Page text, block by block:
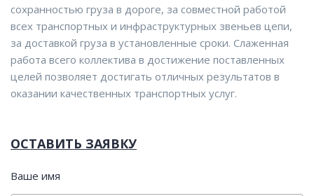
сохранностью груза в дороге, за совместной работой
всех транспортных и инфраструктурных звеньев цепи,
за доставкой груза в установленные сроки. Слаженная
работа всего коллектива в достижение поставленных
целей позволяет достигать отличных результатов в
оказании качественных транспортных услуг.
ОСТАВИТЬ ЗАЯВКУ
Ваше имя